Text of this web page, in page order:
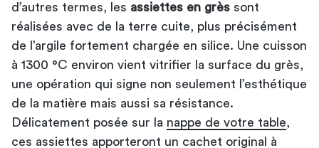
d’autres termes, les assiettes en grès sont
réalisées avec de la terre cuite, plus précisément
de l’argile fortement chargée en silice. Une cuisson
à 1300 °C environ vient vitrifier la surface du grès,
une opération qui signe non seulement l’esthétique
de la matière mais aussi sa résistance.
Délicatement posée sur la nappe de votre table
ces assiettes apporteront un cachet original à